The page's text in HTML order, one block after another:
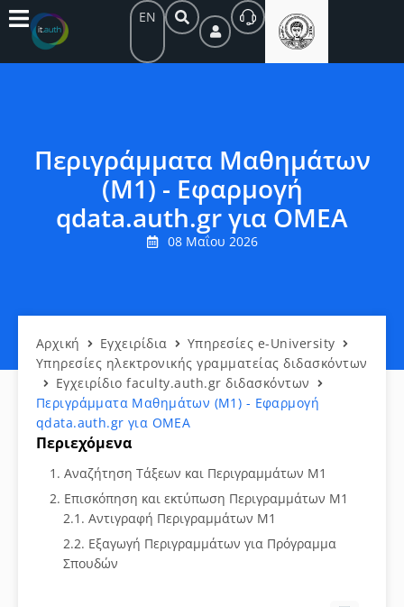
EN
Περιγράμματα Μαθημάτων
(Μ1) - Εφαρμογή
qdata.auth.gr για ΟΜΕΑ
08 Μαΐου 2026
Αρχική Εγχειρίδια
Υπηρεσίες e-University
Υπηρεσίες ηλεκτρονικής γραμματείας διδασκόντων
Εγχειρίδιο faculty.auth.gr διδασκόντων
Περιγράμματα Μαθημάτων (Μ1) - Εφαρμογή
qdata.auth.gr για ΟΜΕΑ
Περιεχόμενα
Αναζήτηση Τάξεων και Περιγραμμάτων Μ1
Επισκόπηση και εκτύπωση Περιγραμμάτων Μ1
Αντιγραφή Περιγραμμάτων Μ1
Εξαγωγή Περιγραμμάτων για Πρόγραμμα
Σπουδών